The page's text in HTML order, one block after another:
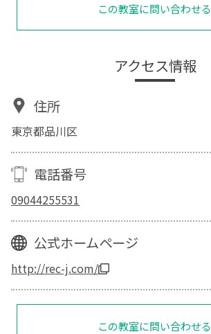
この教室に問い合わせる
アクセス情報
住所
東京都品川区
電話番号
09044255531
公式ホームページ
http://rec-j.com/
この教室に問い合わせる